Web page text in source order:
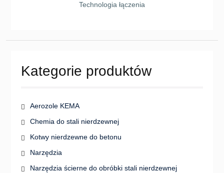
Technologia łączenia
Kategorie produktów
Aerozole KEMA
Chemia do stali nierdzewnej
Kotwy nierdzewne do betonu
Narzędzia
Narzędzia ścierne do obróbki stali nierdzewnej